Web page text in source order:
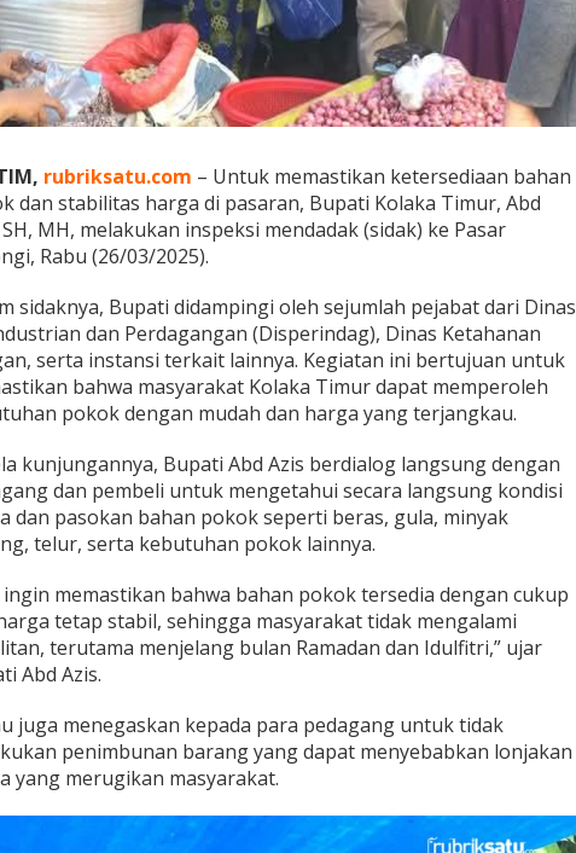
a
r
g
a
B
a
n
P
o
k
o
d
i
P
a
s
a
L
a
d
o
n
i
rubriksatu.com – Untuk memastikan ketersediaan bahan
dan stabilitas harga di pasaran, Bupati Kolaka Timur, Abd
MH, melakukan inspeksi mendadak (sidak) ke Pasar
Rabu (26/03/2025).
sidaknya, Bupati didampingi oleh sejumlah pejabat dari Dinas
dan Perdagangan (Disperindag), Dinas Ketahanan
serta instansi terkait lainnya. Kegiatan ini bertujuan untuk
bahwa masyarakat Kolaka Timur dapat memperoleh
pokok dengan mudah dan harga yang terjangkau.
kunjungannya, Bupati Abd Azis berdialog langsung dengan
dan pembeli untuk mengetahui secara langsung kondisi
dan pasokan bahan pokok seperti beras, gula, minyak
telur, serta kebutuhan pokok lainnya.
ingin memastikan bahwa bahan pokok tersedia dengan cukup
tetap stabil, sehingga masyarakat tidak mengalami
terutama menjelang bulan Ramadan dan Idulfitri,” ujar
Abd Azis.
juga menegaskan kepada para pedagang untuk tidak
penimbunan barang yang dapat menyebabkan lonjakan
yang merugikan masyarakat.